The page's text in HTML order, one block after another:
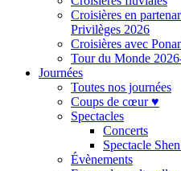
Croisières en
Privilèges 2026
Croisières avec
Tour du Monde
Journées
Toutes nos journées
Coups de cœur ♥
Spectacles
Concerts
Spectacle
Évènements